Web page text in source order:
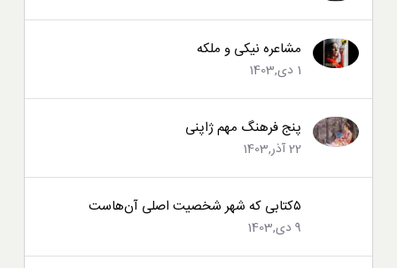
مشاعره نیکی و ملکه
1 دی,1403
پنج فرهنگ مهم ژاپنی
22 آذر,1403
۵کتابی که شهر شخصیت اصلی آن‌هاست
9 دی,1403